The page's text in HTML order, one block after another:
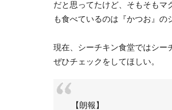
だと思ってたけど、そもそもマ
も食べているのは『かつお』の
現在、シーチキン食堂ではシー
ぜひチェックをしてほしい。
【朗報】